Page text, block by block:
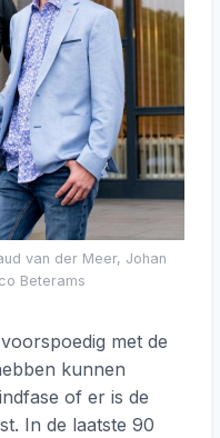
van der Meer, Johan
Beterams
met de
kunnen
of er is de
In de laatste 90